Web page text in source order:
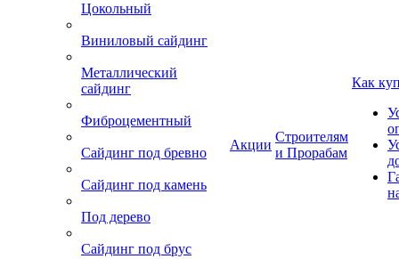
Цокольный
Виниловый сайдинг
Металлический
сайдинг
Фиброцементный
Сайдинг под бревно
Сайдинг под камень
Под дерево
Сайдинг под брус
Акции
Строителям
и Прорабам
Как